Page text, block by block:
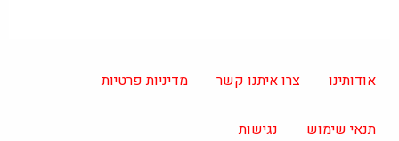
אודותינו צרו איתנו קשר מדיניות פרטיות
תנאי שימוש נגישות